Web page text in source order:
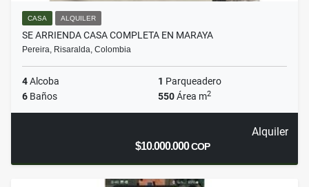
CASA ALQUILER
SE ARRIENDA CASA COMPLETA EN MARAYA
Pereira, Risaralda, Colombia
4Alcoba 1 Parqueadero
6 Baños 550Área m2
Alquiler
$10.000.000COP